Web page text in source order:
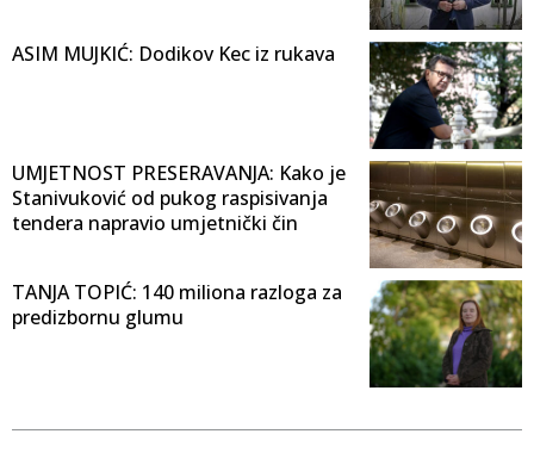
ASIM MUJKIĆ: Dodikov Kec iz rukava
UMJETNOST PRESERAVANJA: Kako je
Stanivuković od pukog raspisivanja
tendera napravio umjetnički čin
TANJA TOPIĆ: 140 miliona razloga za
predizbornu glumu